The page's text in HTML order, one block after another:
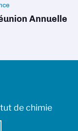
Annuelle
de chimie